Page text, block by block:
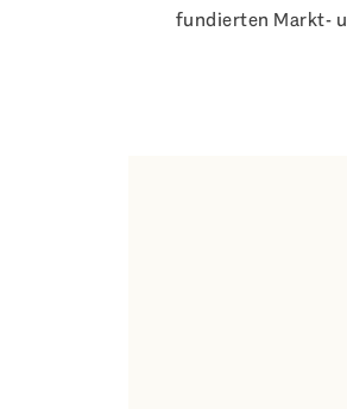
fundierten Markt-